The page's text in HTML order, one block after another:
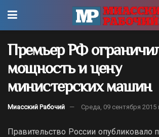
Премьер РФ
мощность и цену
министерских машин
Миасский Рабочий Среда, 09 сентября 2015
Правительство России опубликовало